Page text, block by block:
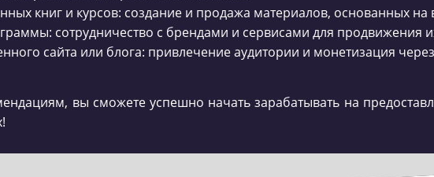
книг и курсов: создание и продажа материалов, основанных
сотрудничество с брендами и сервисами для продвижения
сайта или блога: привлечение аудитории и монетизация
вы сможете успешно начать зарабатывать на